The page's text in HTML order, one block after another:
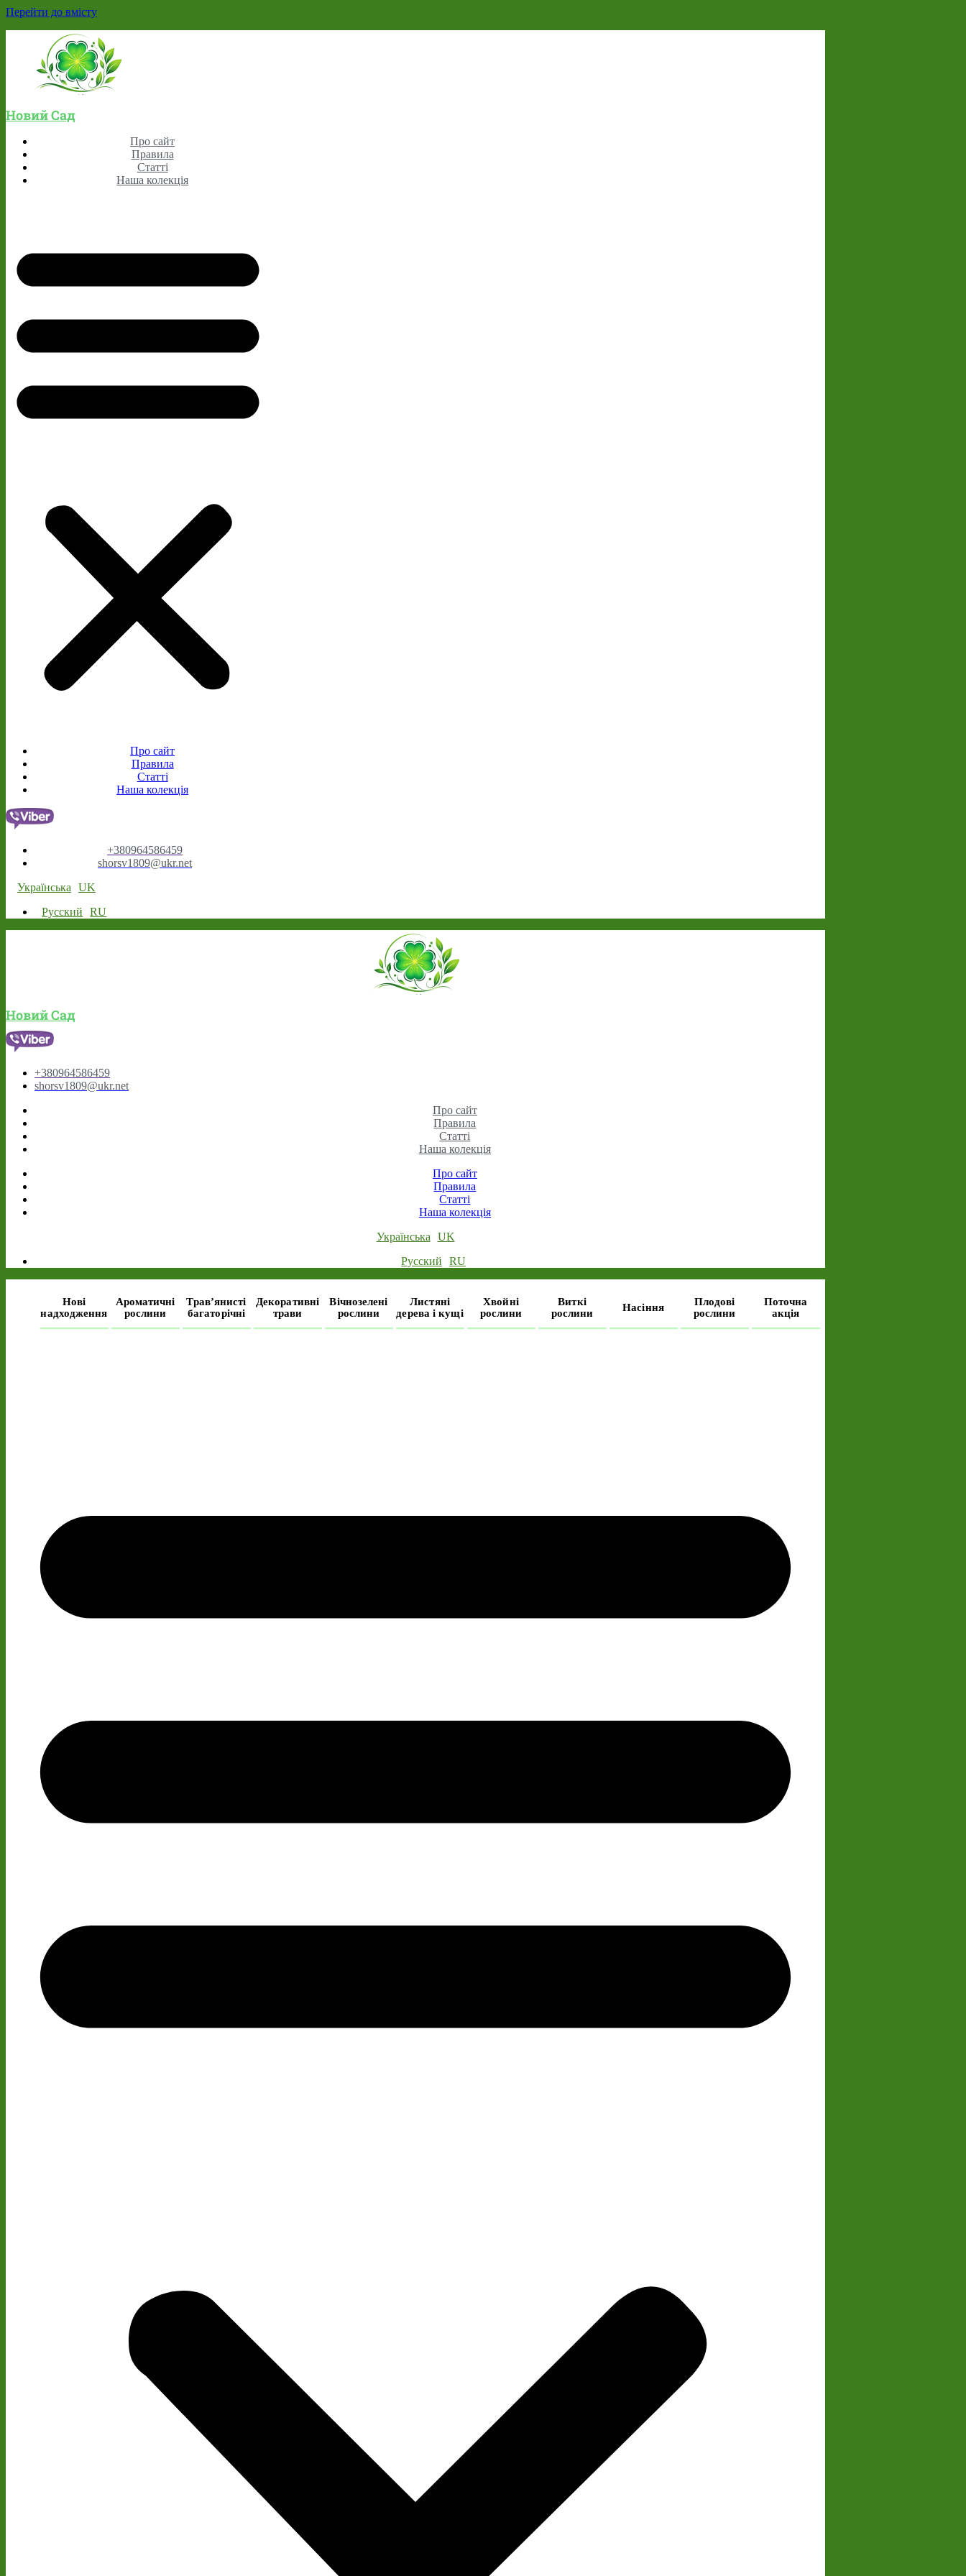
Перейти до вмісту
Новий Сад
Про сайт
Правила
Статті
Наша колекція
Про сайт
Правила
Статті
Наша колекція
+380964586459
shorsv1809@ukr.net
Українська UK
Русский
RU
Новий Сад
+380964586459
shorsv1809@ukr.net
Про сайт
Правила
Статті
Наша колекція
Про сайт
Правила
Статті
Наша колекція
Українська
UK
Русский
RU
Нові
надходження
Ароматичні
рослини
Трав’янисті
багаторічні
Декоративні
трави
Вічнозелені
рослини
Листяні
дерева і кущі
Хвойні
рослини
Виткі
рослини
Насіння
Плодові
рослини
Поточна
акція